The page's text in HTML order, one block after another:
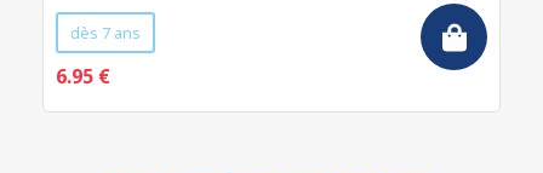
dès 7 ans
6.95 €